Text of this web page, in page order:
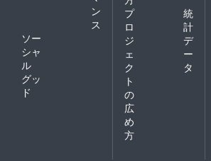
ン
ス
ソー
シャ
ル
グッ
ド
プ
ロ
ジ
ェ
ク
ト
の
広
め
方
統
計
デ
ー
タ